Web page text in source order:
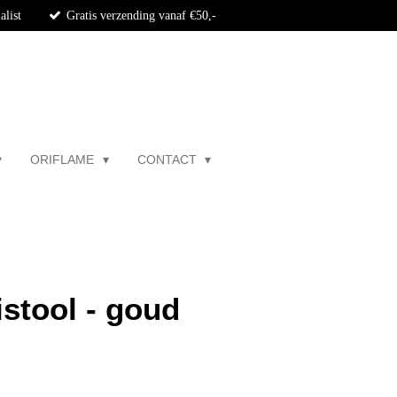
Gratis verzending vanaf €50,-
ORIFLAME CONTACT
- goud